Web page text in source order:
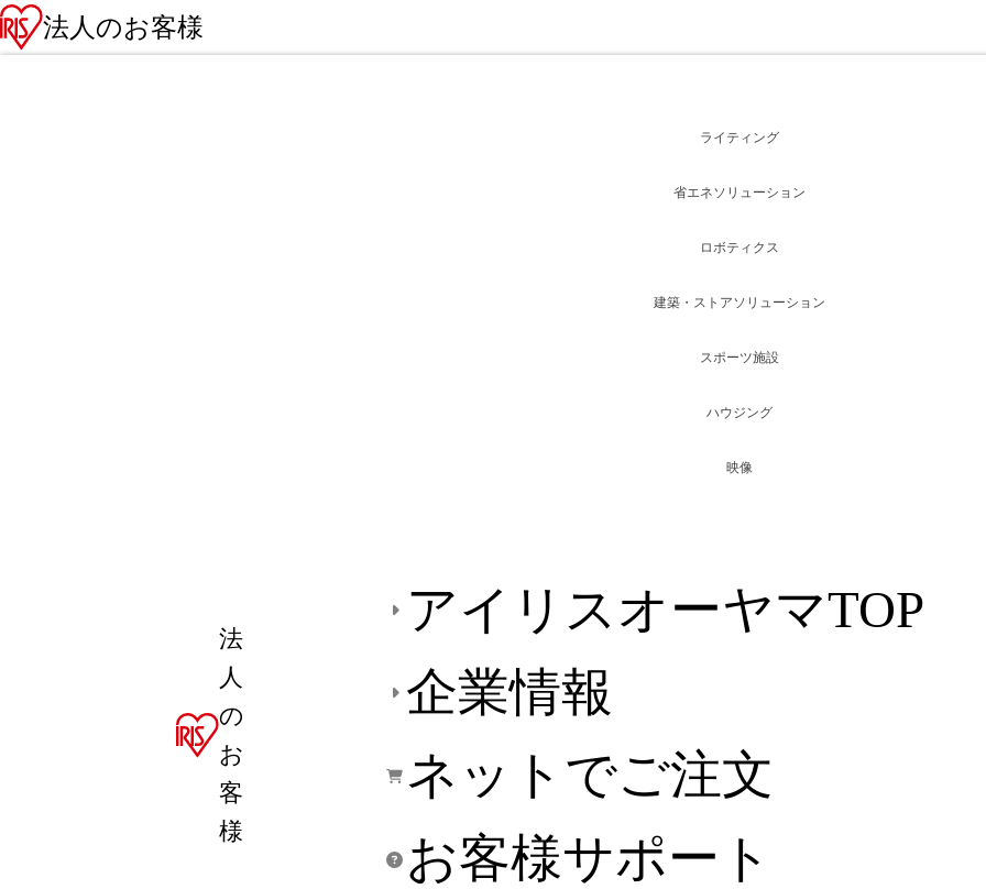
法人のお客様
法
人
の
お
客
様
アイリスオーヤマTOP
企業情報
ネットでご注文
お客様サポート
ライティング
省エネソリューション
ロボティクス
建築・ストアソリューション
スポーツ施設
ハウジング
映像